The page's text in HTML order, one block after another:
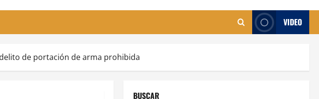
VIDEO
de portación de arma prohibida
BUSCAR